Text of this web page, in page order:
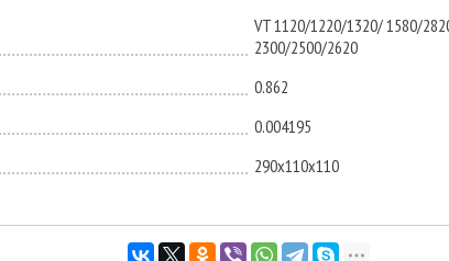
VT 1120/1220/1320/ 1580/
2300/2500/2620
0.862
0.004195
290х110х110